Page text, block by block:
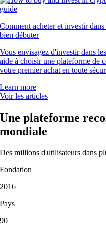
Comment acheter et investir
bien débuter
Vous envisagez d'investir dans
aide à choisir une plateforme de
votre premier achat en toute
Learn more
Voir les articles
Une plateforme
mondiale
Des millions d'utilisateurs dans
Fondation
2016
Pays
90